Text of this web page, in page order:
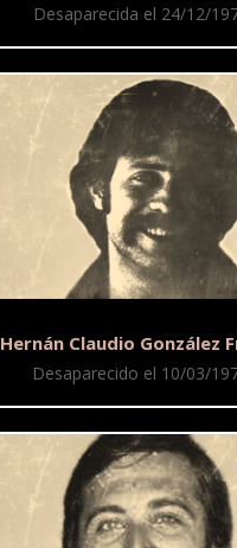
Desaparecida el 24/12/
Hernán Claudio González
Desaparecido el 10/03/